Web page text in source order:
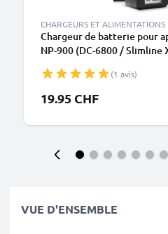
CHARGEURS ET ALIMENTATIONS
Chargeur de batterie pour
NP-900 (DC-6800 / Slimline
(1 avis)
19.95 CHF
VUE D'ENSEMBLE